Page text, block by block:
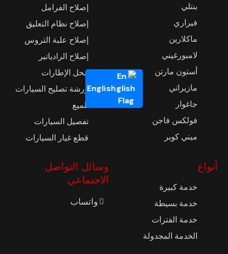
English
بنتلي
فيراري
ماكلارين
لامبورغيني
أستون مارتن
مازيراتي
جاغوار
فولكس فاجن
ميني كوبر
إصلاح الفرامل
إصلاح نظام التعليق
إصلاح علبة التروس
إصلاح الرادياتير
محل الإطارات
ورشة تصليح السيارات
تلميع
تفصيل السيارات
قطع غيار السيارات
أنواع
خدمة كبيرة
خدمة بسيطة
خدمة الفترات
الخدمة المجدولة
وسائل التواصل
الاجتماعي
واتساب